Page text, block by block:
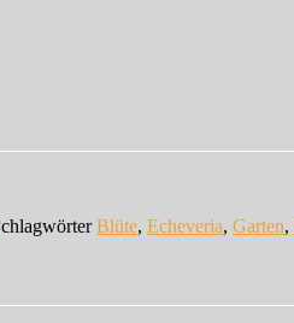
Blüte, Echeveria, Garten,